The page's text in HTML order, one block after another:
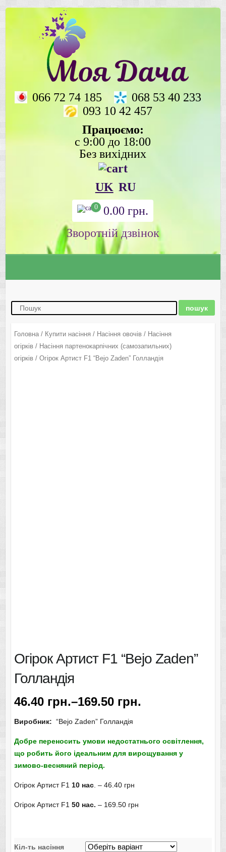
066 72 74 185
068 53 40 233
093 10 42 457
Працюємо:
с 9:00 до 18:00
Без вихідних
UK RU
0 0.00грн.
Зворотній дзвінок
Головна/ Купити насіння / Насіння овочів/ Насіння
огірків/ Насіння партенокарпічних (самозапильних)
огірків/ Огірок Артист F1 “Bejo Zaden” Голландія
Огірок Артист F1 “Bejo Zaden”
Голландія
46.40 грн.–169.50 грн.
Виробник: “Bejo Zaden” Голландія
Добре переносить умови недостатнього освітлення,
що робить його ідеальним для вирощування у
зимово-весняний період.
Огірок Артист F110 нас. – 46.40 грн
Огірок Артист F1 50 нас. – 169.50 грн
Кіл-ть насіння